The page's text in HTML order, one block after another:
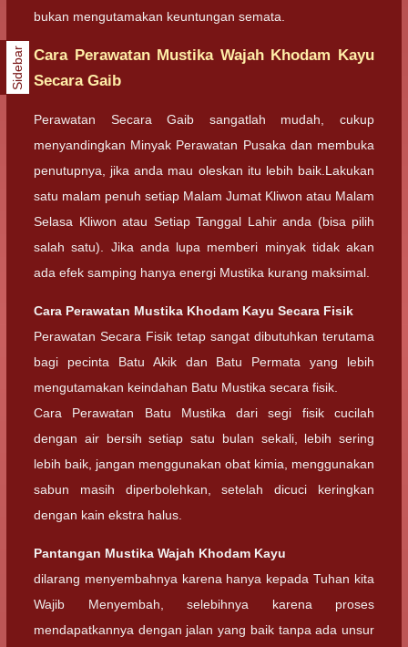
bukan mengutamakan keuntungan semata.
Cara Perawatan Mustika Wajah Khodam Kayu
Secara Gaib
Perawatan Secara Gaib sangatlah mudah, cukup
menyandingkan Minyak Perawatan Pusaka dan membuka
penutupnya, jika anda mau oleskan itu lebih baik.Lakukan
satu malam penuh setiap Malam Jumat Kliwon atau Malam
Selasa Kliwon atau Setiap Tanggal Lahir anda (bisa pilih
salah satu). Jika anda lupa memberi minyak tidak akan
ada efek samping hanya energi Mustika kurang maksimal.
Cara Perawatan Mustika Khodam Kayu Secara Fisik
Perawatan Secara Fisik tetap sangat dibutuhkan terutama
bagi pecinta Batu Akik dan Batu Permata yang lebih
mengutamakan keindahan Batu Mustika secara fisik.
Cara Perawatan Batu Mustika dari segi fisik cucilah
dengan air bersih setiap satu bulan sekali, lebih sering
lebih baik, jangan menggunakan obat kimia, menggunakan
sabun masih diperbolehkan, setelah dicuci keringkan
dengan kain ekstra halus.
Pantangan Mustika Wajah Khodam Kayu
dilarang menyembahnya karena hanya kepada Tuhan kita
Wajib Menyembah, selebihnya karena proses
mendapatkannya dengan jalan yang baik tanpa ada unsur
Sidebar